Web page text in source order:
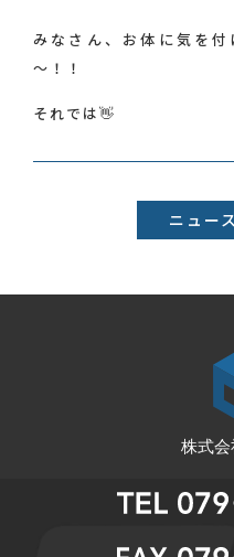
みなさん、お体に気を
～！！
それでは👋
ニュー